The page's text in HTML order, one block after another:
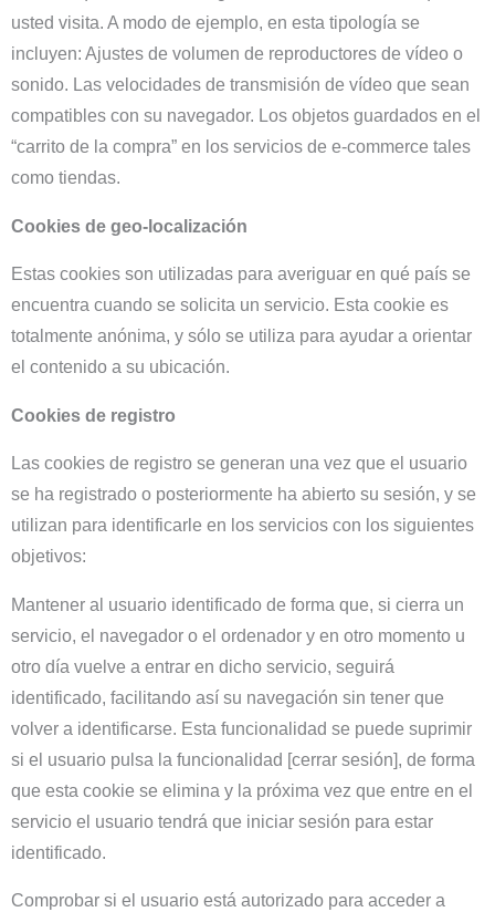
usted visita. A modo de ejemplo, en esta tipología se
incluyen: Ajustes de volumen de reproductores de vídeo o
sonido. Las velocidades de transmisión de vídeo que sean
compatibles con su navegador. Los objetos guardados en el
“carrito de la compra” en los servicios de e-commerce tales
como tiendas.
Cookies de geo-localización
Estas cookies son utilizadas para averiguar en qué país se
encuentra cuando se solicita un servicio. Esta cookie es
totalmente anónima, y sólo se utiliza para ayudar a orientar
el contenido a su ubicación.
Cookies de registro
Las cookies de registro se generan una vez que el usuario
se ha registrado o posteriormente ha abierto su sesión, y se
utilizan para identificarle en los servicios con los siguientes
objetivos:
Mantener al usuario identificado de forma que, si cierra un
servicio, el navegador o el ordenador y en otro momento u
otro día vuelve a entrar en dicho servicio, seguirá
identificado, facilitando así su navegación sin tener que
volver a identificarse. Esta funcionalidad se puede suprimir
si el usuario pulsa la funcionalidad [cerrar sesión], de forma
que esta cookie se elimina y la próxima vez que entre en el
servicio el usuario tendrá que iniciar sesión para estar
identificado.
Comprobar si el usuario está autorizado para acceder a